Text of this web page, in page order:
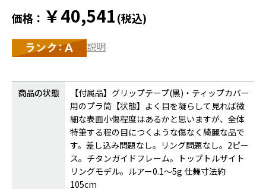
価格： ￥40,541(税込)
説明
商品の状態
【付属品】グリップテープ(黒)・ティップカバー
用のプラ筒【状態】よく目を凝らして見れば微
細な表面小傷程度はあるかと思いますが、全体
特筆する程の目につくような傷なく綺麗な品で
す。差し込み問題なし。リング問題なし。2ピー
ス。チタンガイドフレーム。トップトルザイト
リングモデル。ルアー0.1～5g 仕舞寸法約
105cm